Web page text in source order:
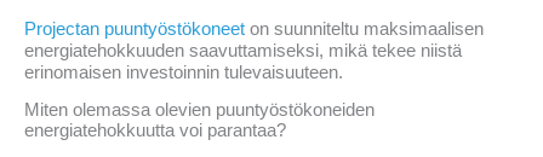
Projectan puuntyöstökoneet on suunniteltu maksimaalisen
energiatehokkuuden saavuttamiseksi, mikä tekee niistä
erinomaisen investoinnin tulevaisuuteen.
Miten olemassa olevien puuntyöstökoneiden
energiatehokkuutta voi parantaa?